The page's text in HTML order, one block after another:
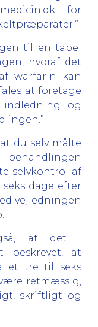
for
til en tabel
hvoraf det
warfarin kan
at foretage
og
du selv målte
selvkontrol af
dage efter
vejledningen
at det i
beskrevet, at
tre til seks
retmæssig,
skriftligt og